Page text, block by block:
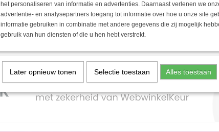
het personaliseren van informatie en advertenties. Daarnaast verlenen we
advertentie- en analysepartners toegang tot informatie over hoe u onze site
informatie gebruiken in combinatie met andere gegevens die zij mogelijk
gebruik van hun diensten of die u hen hebt verstrekt.
Later opnieuw tonen Selectie toestaan Alles toestaan